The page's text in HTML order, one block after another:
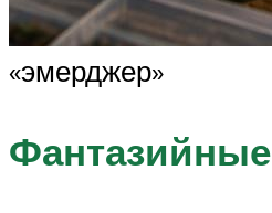
«эмерджер»
Фантазийные